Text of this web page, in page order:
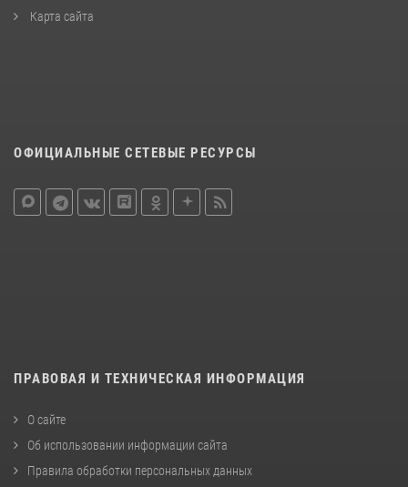
Карта сайта
ОФИЦИАЛЬНЫЕ СЕТЕВЫЕ РЕСУРСЫ
ПРАВОВАЯ И ТЕХНИЧЕСКАЯ ИНФОРМАЦИЯ
О сайте
Об использовании информации сайта
Правила обработки персональных данных